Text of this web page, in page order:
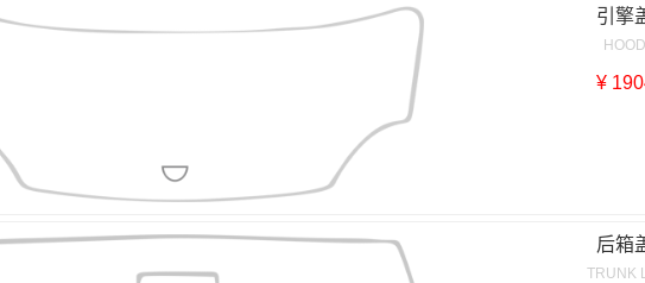
引擎
HOOD
¥
后箱
TRUNK